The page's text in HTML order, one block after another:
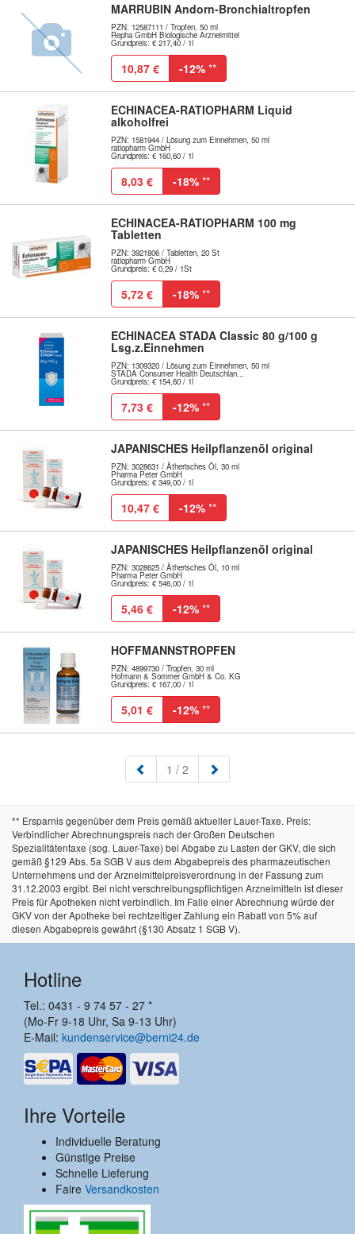
MARRUBIN Andorn-Bronchialtropfen
PZN: 12587111 / Tropfen, 50 ml
Repha GmbH Biologische Arzneimittel
Grundpreis: € 217,40 / 1l
10,87 € -12% **
ECHINACEA-RATIOPHARM Liquid
alkoholfrei
PZN: 1581944 / Lösung zum Einnehmen, 50 ml
ratiopharm GmbH
Grundpreis: € 160,60 / 1l
8,03 € -18% **
ECHINACEA-RATIOPHARM 100 mg
Tabletten
PZN: 3921806 / Tabletten, 20 St
ratiopharm GmbH
Grundpreis: € 0,29 / 1St
5,72 € -18% **
ECHINACEA STADA Classic 80 g/100 g
Lsg.z.Einnehmen
PZN: 1309320 / Lösung zum Einnehmen, 50 ml
STADA Consumer Health Deutschlan...
Grundpreis: € 154,60 / 1l
7,73 € -12% **
JAPANISCHES Heilpflanzenöl original
PZN: 3028631 / Ätherisches Öl, 30 ml
Pharma Peter GmbH
Grundpreis: € 349,00 / 1l
10,47 € -12% **
JAPANISCHES Heilpflanzenöl original
PZN: 3028625 / Ätherisches Öl, 10 ml
Pharma Peter GmbH
Grundpreis: € 546,00 / 1l
5,46 € -12% **
HOFFMANNSTROPFEN
PZN: 4899730 / Tropfen, 30 ml
Hofmann & Sommer GmbH & Co. KG
Grundpreis: € 167,00 / 1l
5,01 € -12% **
1 (aktuell)
/ 2
** Ersparnis gegenüber dem Preis gemäß aktueller Lauer-Taxe. Preis:
Verbindlicher Abrechnungspreis nach der Großen Deutschen
Spezialitätentaxe (sog. Lauer-Taxe) bei Abgabe zu Lasten der GKV, die sich
gemäß §129 Abs. 5a SGB V aus dem Abgabepreis des pharmazeutischen
Unternehmens und der Arzneimittelpreisverordnung in der Fassung zum
31.12.2003 ergibt. Bei nicht verschreibungspflichtigen Arzneimitteln ist dieser
Preis für Apotheken nicht verbindlich. Im Falle einer Abrechnung würde der
GKV von der Apotheke bei rechtzeitiger Zahlung ein Rabatt von 5% auf
diesen Abgabepreis gewährt (§130 Absatz 1 SGB V).
Hotline
Tel.: 0431 - 9 74 57 - 27 *
(Mo-Fr 9-18 Uhr, Sa 9-13 Uhr)
E-Mail: kundenservice@berni24.de
Ihre Vorteile
Individuelle Beratung
Günstige Preise
Schnelle Lieferung
Faire Versandkosten